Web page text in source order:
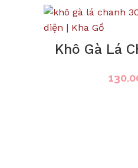
Khô Gà Lá